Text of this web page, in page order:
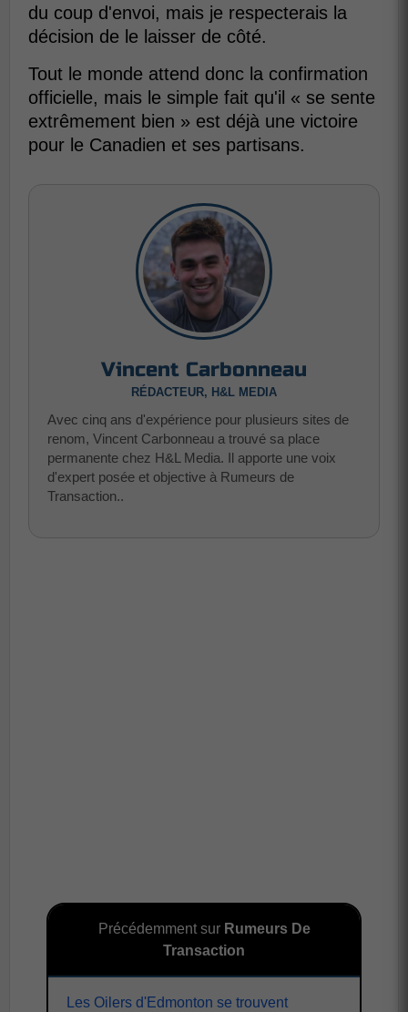
du coup d'envoi, mais je respecterais la
décision de le laisser de côté.
Tout le monde attend donc la confirmation
officielle, mais le simple fait qu'il « se sente
extrêmement bien » est déjà une victoire
pour le Canadien et ses partisans.
Vincent Carbonneau
RÉDACTEUR, H&L MEDIA
Avec cinq ans d'expérience pour plusieurs sites de
renom, Vincent Carbonneau a trouvé sa place
permanente chez H&L Media. Il apporte une voix
d'expert posée et objective à Rumeurs de
Transaction..
Précédemment sur Rumeurs De
Transaction
Les Oilers d'Edmonton se trouvent